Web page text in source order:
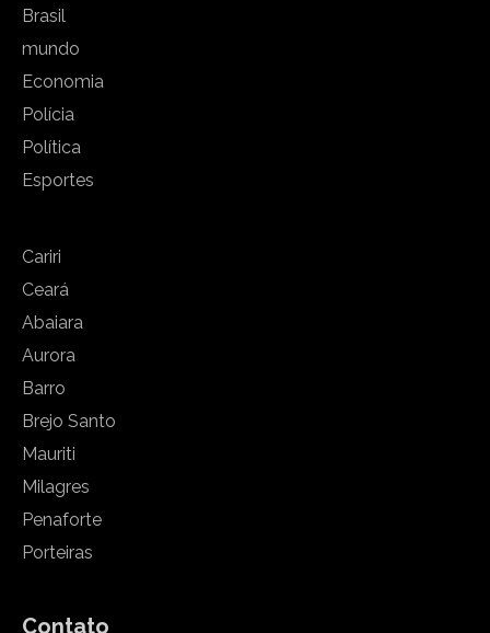
Brasil
mundo
Economia
Polícia
Política
Esportes
Cariri
Ceará
Abaiara
Aurora
Barro
Brejo Santo
Mauriti
Milagres
Penaforte
Porteiras
Contato